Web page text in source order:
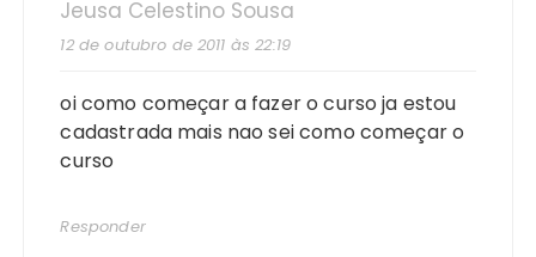
Jeusa Celestino Sousa
12 de outubro de 2011 às 22:19
oi como começar a fazer o curso ja estou
cadastrada mais nao sei como começar o
curso
Responder